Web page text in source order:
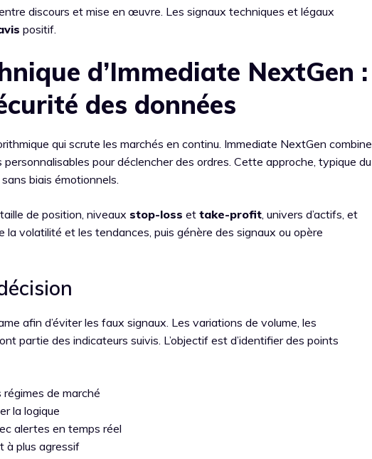
discours et mise en œuvre. Les signaux techniques et légaux
positif.
d’Immediate NextGen :
des données
qui scrute les marchés en continu. Immediate NextGen combine
pour déclencher des ordres. Cette approche, typique du
biais émotionnels.
de position, niveaux stop-loss et take-profit , univers d’actifs, et
volatilité et les tendances, puis génère des signaux ou opère
afin d’éviter les faux signaux. Les variations de volume, les
partie des indicateurs suivis. L’objectif est d’identifier des points
régimes de marché
la logique
alertes en temps réel
à plus agressif